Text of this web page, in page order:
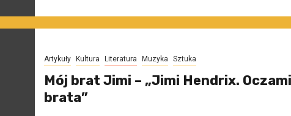
Artykuły Kultura Literatura Muzyka Sztuka
Mój brat Jimi – „Jimi Hendrix. Oczami
brata”